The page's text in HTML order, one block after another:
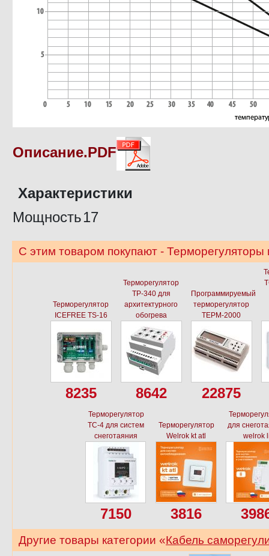
Описание.PDF
Характеристики
Мощность17
С этим товаром покупают - Терморегуляторы
Терморегулятор
ICEFREE TS-16
8235
Терморегулятор
ТР-340 для
архитектурного
обогрева
8642
Программируемый
терморегулятор
ТЕРМ-2000
22875
Терморегулятор
ТС-4 для систем
снеготаяния
7150
Терморегулятор
Welrok kt atl
3816
для
welrok
Другие товары категории «Кабель